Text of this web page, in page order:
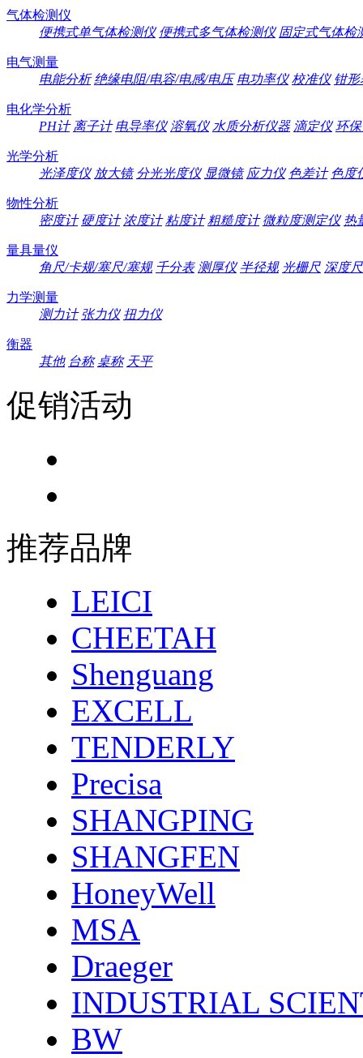
气体检测仪
便携式单气体检测仪 便携式多气体检测仪 固定式气体检
电气测量
电能分析 绝缘电阻/电容/电感/电压 电功率仪 校准仪 钳形
电化学分析
PH计 离子计 电导率仪 溶氧仪 水质分析仪器 滴定仪 环
光学分析
光泽度仪 放大镜 分光光度仪 显微镜 应力仪 色差计 色度
物性分析
密度计 硬度计 浓度计 粘度计 粗糙度计 微粒度测定仪 热
量具量仪
角尺/卡规/塞尺/塞规 千分表 测厚仪 半径规 光栅尺 深度尺
力学测量
测力计 张力仪 扭力仪
衡器
其他 台称 桌称 天平
促销活动
推荐品牌
LEICI
CHEETAH
Shenguang
EXCELL
TENDERLY
Precisa
SHANGPING
SHANGFEN
HoneyWell
MSA
Draeger
INDUSTRIAL
BW